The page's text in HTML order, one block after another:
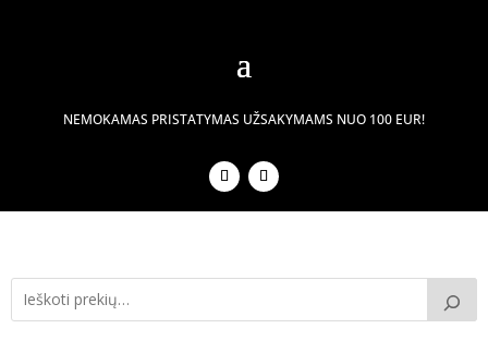
NEMOKAMAS PRISTATYMAS UŽSAKYMAMS NUO 100 EUR!